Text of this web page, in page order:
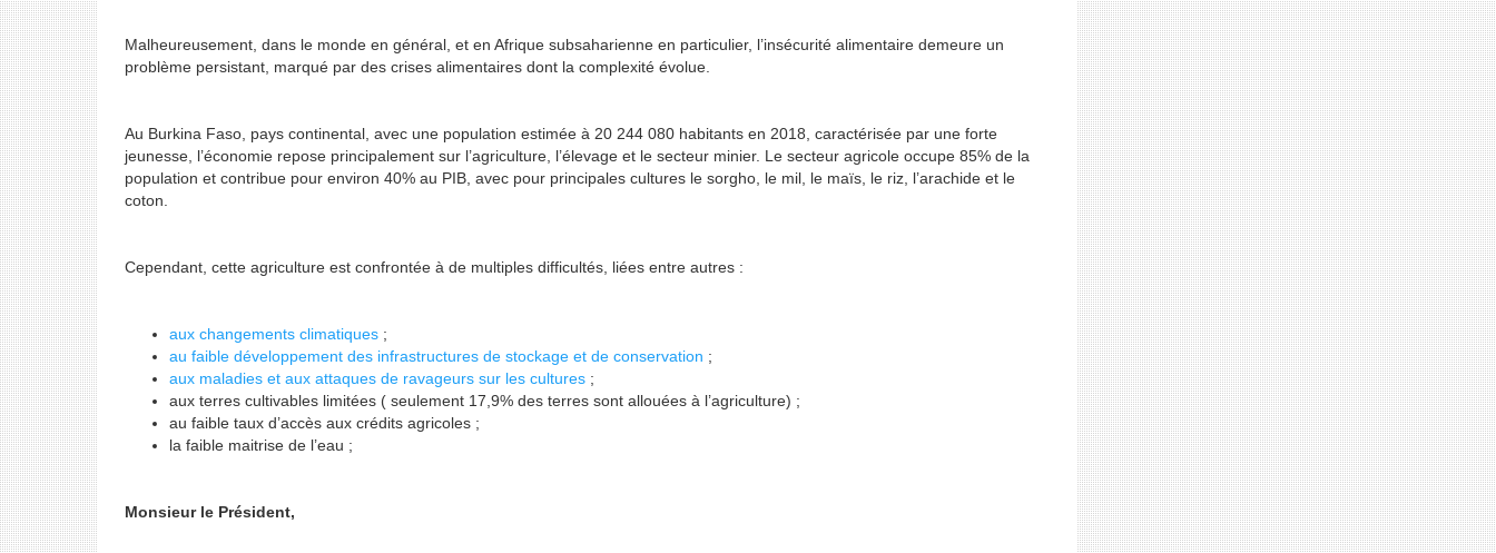
Malheureusement, dans le monde en général, et en Afrique subsaharienne en particulier, l’insécurité alimentaire demeure un
problème persistant, marqué par des crises alimentaires dont la complexité évolue.
Au Burkina Faso, pays continental, avec une population estimée à 20 244 080 habitants en 2018, caractérisée par une forte
jeunesse, l’économie repose principalement sur l’agriculture, l’élevage et le secteur minier. Le secteur agricole occupe 85% de la
population et contribue pour environ 40% au PIB, avec pour principales cultures le sorgho, le mil, le maïs, le riz, l’arachide et le
coton.
Cependant, cette agriculture est confrontée à de multiples difficultés, liées entre autres :
aux changements climatiques ;
au faible développement des infrastructures de stockage et de conservation ;
aux maladies et aux attaques de ravageurs sur les cultures ;
aux terres cultivables limitées ( seulement 17,9% des terres sont allouées à l’agriculture) ;
au faible taux d’accès aux crédits agricoles ;
la faible maitrise de l’eau ;
Monsieur le Président,